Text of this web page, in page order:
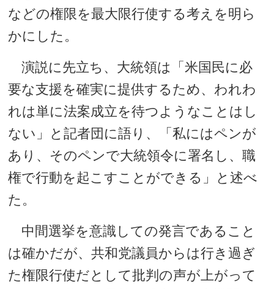
などの権限を最大限行使する考えを明ら
かにした。
演説に先立ち、大統領は「米国民に必
要な支援を確実に提供するため、われわ
れは単に法案成立を待つようなことはし
ない」と記者団に語り、「私にはペンが
あり、そのペンで大統領令に署名し、職
権で行動を起こすことができる」と述べ
た。
中間選挙を意識しての発言であること
は確かだが、共和党議員からは行き過ぎ
た権限行使だとして批判の声が上がって